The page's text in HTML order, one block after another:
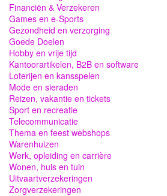
Financiën & Verzekeren
Games en e-Sports
Gezondheid en verzorging
Goede Doelen
Hobby en vrije tijd
Kantoorartikelen, B2B en software
Loterijen en kansspelen
Mode en sieraden
Reizen, vakantie en tickets
Sport en recreatie
Telecommunicatie
Thema en feest webshops
Warenhuizen
Werk, opleiding en carrière
Wonen, huis en tuin
Uitvaartverzekeringen
Zorgverzekeringen